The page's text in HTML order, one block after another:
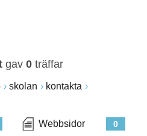
gav 0 träffar
skolan kontakta
0
Webbsidor